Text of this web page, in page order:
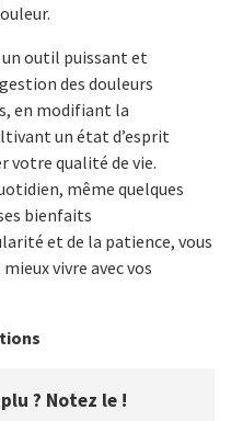
outil puissant et
des douleurs
en modifiant la
un état d’esprit
votre qualité de vie.
même quelques
bienfaits
et de la patience, vous
vivre avec vos
? Notez le !